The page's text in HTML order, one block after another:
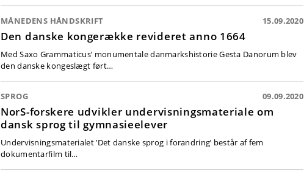
MÅNEDENS HÅNDSKRIFT 15.09.2020
Den danske kongerække revideret anno 1664
Med Saxo Grammaticus’ monumentale danmarkshistorie Gesta Danorum blev
den danske kongeslægt ført…
SPROG 09.09.2020
NorS-forskere udvikler undervisningsmateriale om
dansk sprog til gymnasieelever
Undervisningsmaterialet ’Det danske sprog i forandring’ består af fem
dokumentarfilm til…